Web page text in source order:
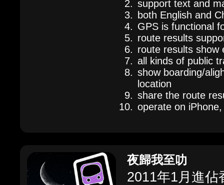
support text and
both English and
GPS is functional
route results
route results show
all kinds of public
show boarding/
location
share the route
operate on
夜歸我至叻
2011年1月進佔